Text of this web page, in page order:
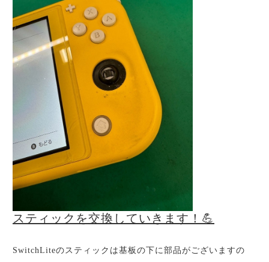
スティックを交換していきます！💪
SwitchLiteのスティックは基板の下に部品がございますの